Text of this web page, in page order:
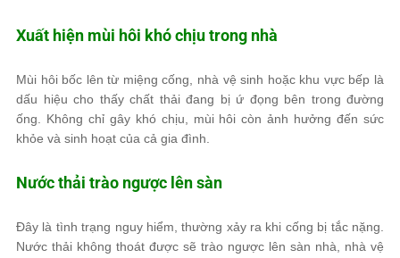
Xuất hiện mùi hôi khó chịu trong nhà
Mùi hôi bốc lên từ miệng cống, nhà vệ sinh hoặc khu vực bếp là
dấu hiệu cho thấy chất thải đang bị ứ đọng bên trong đường
ống. Không chỉ gây khó chịu, mùi hôi còn ảnh hưởng đến sức
khỏe và sinh hoạt của cả gia đình.
Nước thải trào ngược lên sàn
Đây là tình trạng nguy hiểm, thường xảy ra khi cống bị tắc nặng.
Nước thải không thoát được sẽ trào ngược lên sàn nhà, nhà vệ